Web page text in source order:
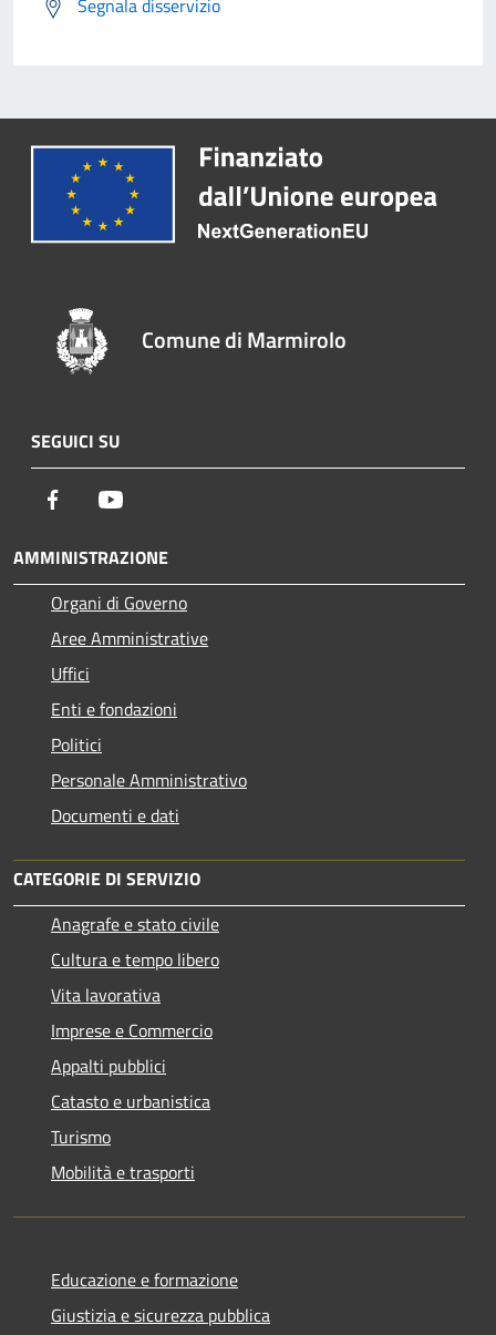
Segnala disservizio
Comune di Marmirolo
SEGUICI SU
Facebook
AMMINISTRAZIONE
Organi di Governo
Aree Amministrative
Uffici
Enti e fondazioni
Politici
Personale Amministrativo
Documenti e dati
CATEGORIE DI SERVIZIO
Anagrafe e stato civile
Cultura e tempo libero
Vita lavorativa
Imprese e Commercio
Appalti pubblici
Catasto e urbanistica
Turismo
Mobilità e trasporti
Educazione e formazione
Giustizia e sicurezza pubblica